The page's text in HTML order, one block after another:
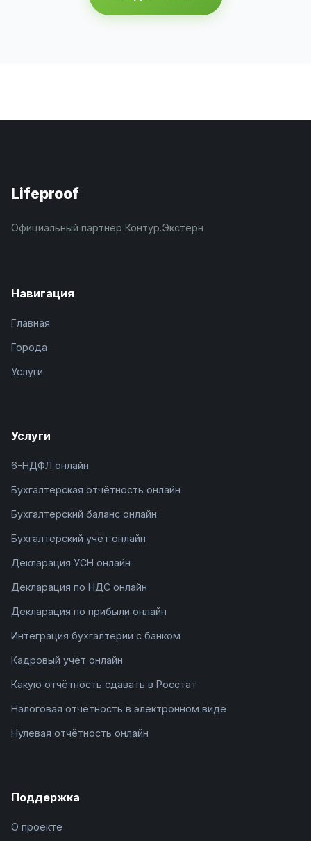
Lifeproof
Официальный партнёр Контур.Экстерн
Навигация
Главная
Города
Услуги
Услуги
6-НДФЛ онлайн
Бухгалтерская отчётность онлайн
Бухгалтерский баланс онлайн
Бухгалтерский учёт онлайн
Декларация УСН онлайн
Декларация по НДС онлайн
Декларация по прибыли онлайн
Интеграция бухгалтерии с банком
Кадровый учёт онлайн
Какую отчётность сдавать в Росстат
Налоговая отчётность в электронном виде
Нулевая отчётность онлайн
Поддержка
О проекте